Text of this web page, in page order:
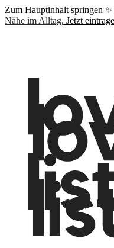
Zum Hauptinhalt springen ✨
Nähe im Alltag. Jetzt